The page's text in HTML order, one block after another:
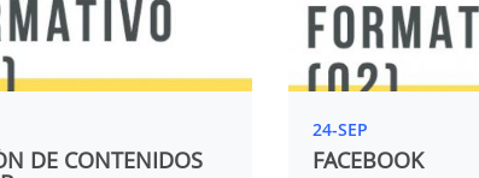
DE CONTENIDOS
24-SEP
FACEBOOK